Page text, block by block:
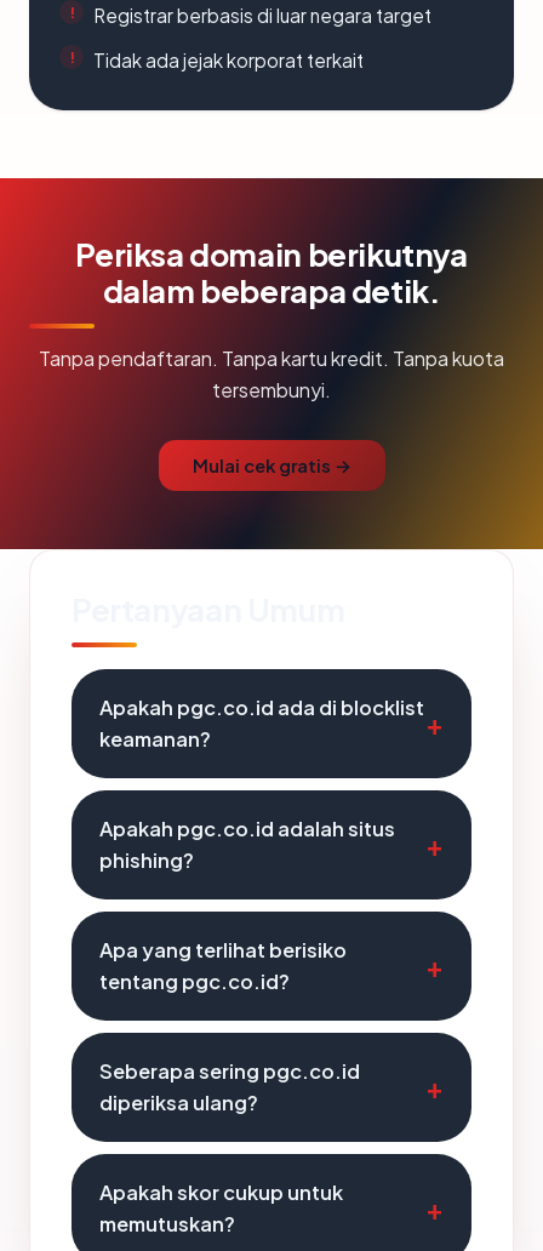
Registrar berbasis di luar negara target
Tidak ada jejak korporat terkait
Periksa domain berikutnya
dalam beberapa detik.
Tanpa pendaftaran. Tanpa kartu kredit. Tanpa kuota
tersembunyi.
Mulai cek gratis →
Apakah pgc.co.id ada di blocklist
keamanan?
Apakah pgc.co.id adalah situs
phishing?
Apa yang terlihat berisiko
tentang pgc.co.id?
Seberapa sering pgc.co.id
diperiksa ulang?
Apakah skor cukup untuk
memutuskan?